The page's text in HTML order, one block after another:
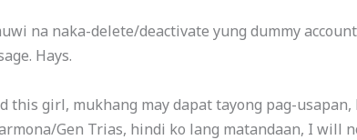
na naka-delete/deactivate yung dummy
Hays.
girl, mukhang may dapat tayong pag-usapan,
Gen Trias, hindi ko lang matandaan, I will